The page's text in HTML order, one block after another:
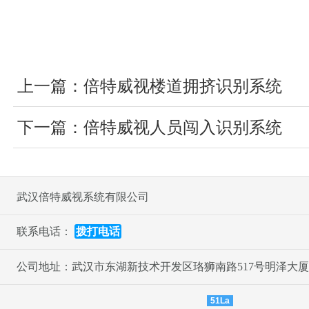
上一篇：倍特威视楼道拥挤识别系统
下一篇：倍特威视人员闯入识别系统
武汉倍特威视系统有限公司
联系电话： 拨打电话
公司地址：武汉市东湖新技术开发区珞狮南路517号明泽大
51La